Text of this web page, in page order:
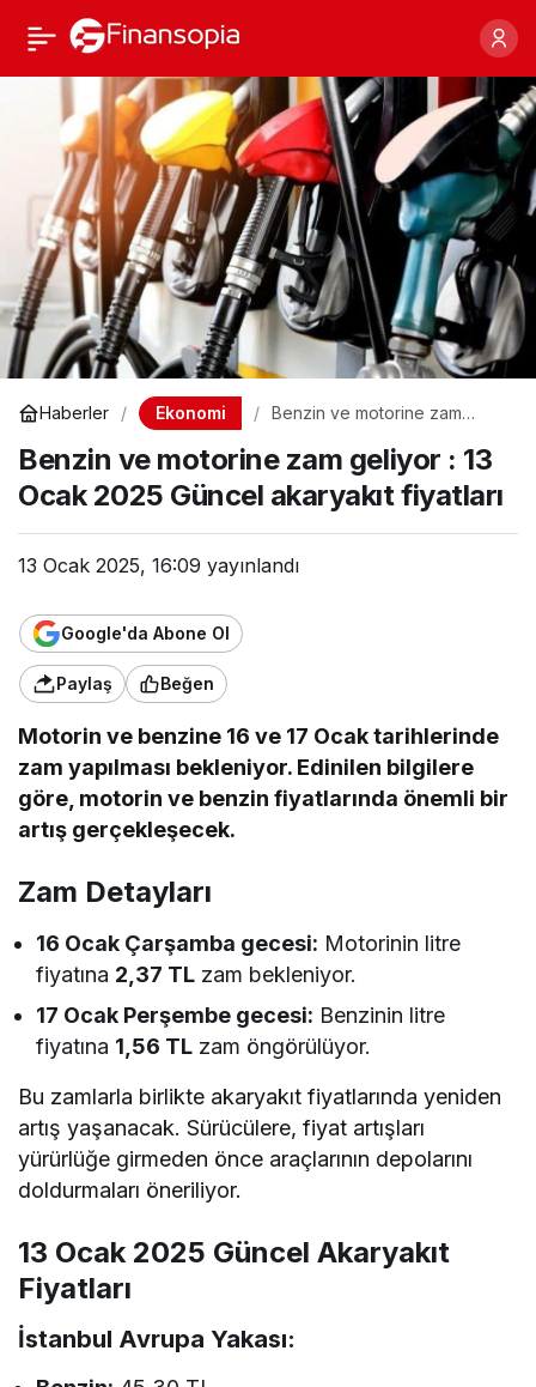
Haberler Ekonomi
Benzin ve motorine zam
akaryakıt fiyatları
Benzin ve motorine zam geliyor : 13
Ocak 2025 Güncel akaryakıt fiyatları
13 Ocak 2025, 16:09 yayınlandı
Google'da Abone Ol
Paylaş Beğen
Motorin ve benzine 16 ve 17 Ocak tarihlerinde
zam yapılması bekleniyor. Edinilen bilgilere
göre, motorin ve benzin fiyatlarında önemli bir
artış gerçekleşecek.
Zam Detayları
16 Ocak Çarşamba gecesi: Motorinin litre
fiyatına 2,37 TL zam bekleniyor.
17 Ocak Perşembe gecesi: Benzinin litre
fiyatına 1,56 TL zam öngörülüyor.
Bu zamlarla birlikte akaryakıt fiyatlarında yeniden
artış yaşanacak. Sürücülere, fiyat artışları
yürürlüğe girmeden önce araçlarının depolarını
doldurmaları öneriliyor.
13 Ocak 2025 Güncel Akaryakıt
Fiyatları
İstanbul Avrupa Yakası:
Benzin ve motorine zam
geliyor : 13 Ocak 2025
Güncel akaryakıt
fiyatları
Paylaş